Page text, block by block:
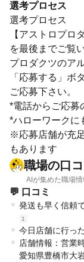
選考プロセス
選考プロセス
【アストロプロ
を最後までご覧
プロダクツのア
「応募する」ボ
ご応募下さい。
*電話からご応募
*ハローワークに
※応募店舗が充
もあります
職場の口
AIが集めた職場情
💬 口コミ
発送も早く信頼
1
今日店舗に行っ
店舗情報：営業
愛知県豊橋市大